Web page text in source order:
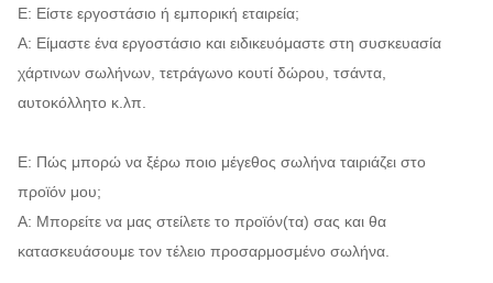
Ε: Είστε εργοστάσιο ή εμπορική εταιρεία;
Α: Είμαστε ένα εργοστάσιο και ειδικευόμαστε στη συσκευασία
χάρτινων σωλήνων, τετράγωνο κουτί δώρου, τσάντα,
αυτοκόλλητο κ.λπ.
Ε: Πώς μπορώ να ξέρω ποιο μέγεθος σωλήνα ταιριάζει στο
προϊόν μου;
Α: Μπορείτε να μας στείλετε το προϊόν(τα) σας και θα
κατασκευάσουμε τον τέλειο προσαρμοσμένο σωλήνα.